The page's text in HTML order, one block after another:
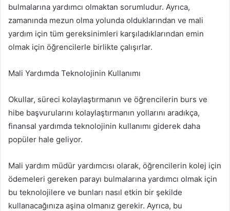
bulmalarına yardımcı olmaktan sorumludur. Ayrıca,
zamanında mezun olma yolunda olduklarından ve mali
yardım için tüm gereksinimleri karşıladıklarından emin
olmak için öğrencilerle birlikte çalışırlar.
Mali Yardımda Teknolojinin Kullanımı
Okullar, süreci kolaylaştırmanın ve öğrencilerin burs ve
hibe başvurularını kolaylaştırmanın yollarını aradıkça,
finansal yardımda teknolojinin kullanımı giderek daha
popüler hale geliyor.
Mali yardım müdür yardımcısı olarak, öğrencilerin kolej için
ödemeleri gereken parayı bulmalarına yardımcı olmak için
bu teknolojilere ve bunları nasıl etkin bir şekilde
kullanacağınıza aşina olmanız gerekir. Ayrıca, bu